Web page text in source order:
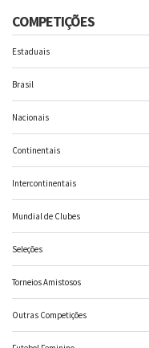
COMPETIÇÕES
Estaduais
Brasil
Nacionais
Continentais
Intercontinentais
Mundial de Clubes
Seleções
Torneios Amistosos
Outras Competições